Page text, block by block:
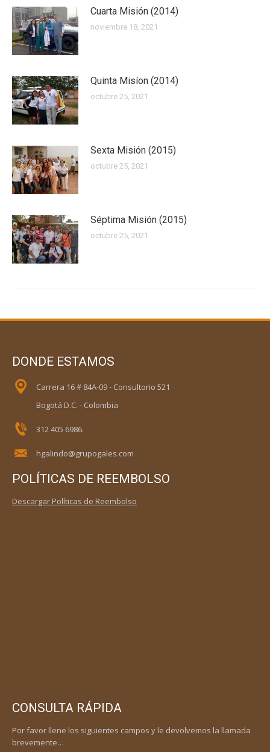
Cuarta Misión (2014)
noviembre 18, 2021
Quinta Misíon (2014)
octubre 25, 2021
Sexta Misión (2015)
octubre 25, 2021
Séptima Misión (2015)
octubre 25, 2021
DONDE ESTAMOS
Carrera 16 # 84A-09 - Consultorio 521
Bogotá D.C. - Colombia
312 405 6986.
hgalindo@grupogales.com
POLÍTICAS DE REEMBOLSO
Descargar Políticas de Reembolso
CONSULTA RÁPIDA
Por favor llene los siguientes campos y le devolvemos la llamada
brevemente…